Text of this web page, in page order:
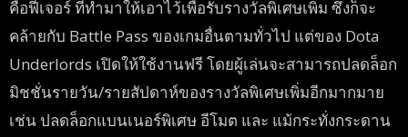
คือฟีเจอร์ ที่ทำมาให้เอาไว้เพื่อรับรางวัลพิเศษเพิ่ม ซึ่งก็จะ
คล้ายกับ Battle Pass ของเกมอื่นตามทั่วไป แต่ของ Dota
Underlords เปิดให้ใช้งานฟรี โดยผู้เล่นจะสามารถปลดล็อก
มิชชั่นรายวัน/รายสัปดาห์ของรางวัลพิเศษเพิ่มอีกมากมาย
เช่น ปลดล็อกแบนเนอร์พิเศษ อีโมต และ แม้กระทั่งกระดาน